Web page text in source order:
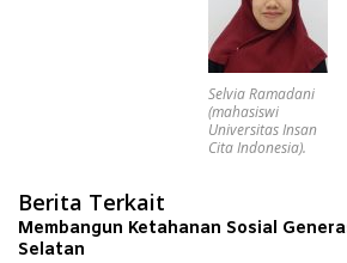
Selvia Ramadani
(mahasiswi
Universitas Insan
Cita Indonesia).
Berita Terkait
Membangun Ketahanan Sosial
Selatan